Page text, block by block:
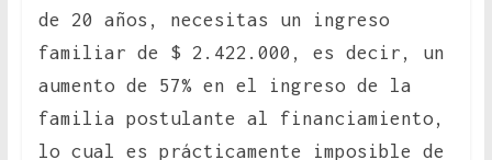
de 20 años, necesitas un ingreso
familiar de $ 2.422.000, es decir, un
aumento de 57% en el ingreso de la
familia postulante al financiamiento,
lo cual es prácticamente imposible de